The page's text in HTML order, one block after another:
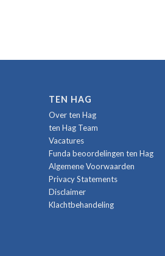
TEN HAG
Over ten Hag
ten Hag Team
Vacatures
Funda beoordelingen ten Hag
Algemene Voorwaarden
Privacy Statements
Disclaimer
Klachtbehandeling